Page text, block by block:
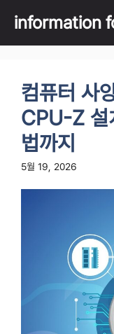
content
information
컴퓨터 사
CPU-Z 설
법까지
5월 19, 2026